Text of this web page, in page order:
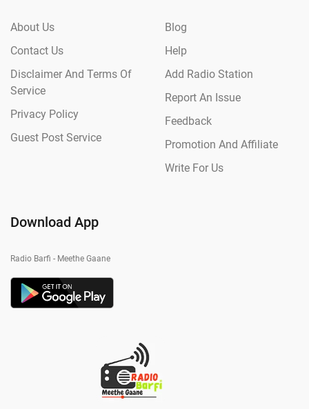
About Us
Contact Us
Disclaimer And Terms Of
Service
Privacy Policy
Guest Post Service
Blog
Help
Add Radio Station
Report An Issue
Feedback
Promotion And Affiliate
Write For Us
Download App
Radio Barfi - Meethe Gaane